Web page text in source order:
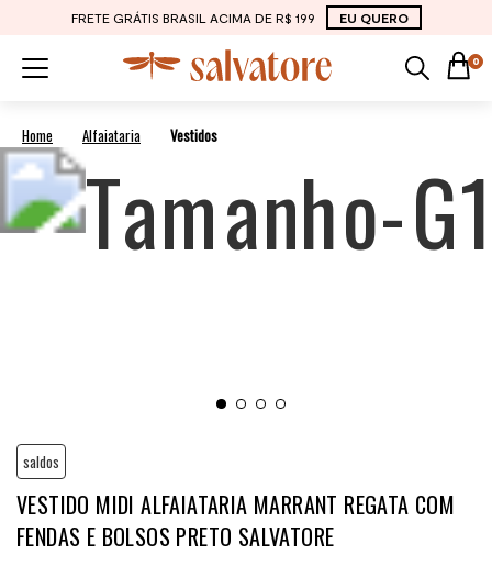
FRETE GRÁTIS BRASIL ACIMA DE R$ 199 EU QUERO
0
Alfaiataria Vestidos
saldos
VESTIDO MIDI ALFAIATARIA MARRANT REGATA COM
FENDAS E BOLSOS PRETO SALVATORE